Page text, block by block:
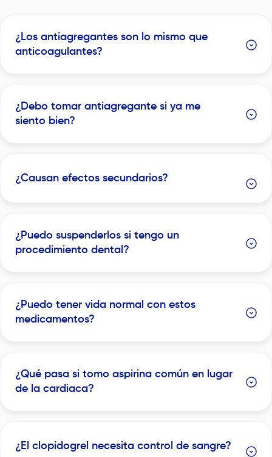
¿Los antiagregantes son lo mismo que
anticoagulantes?
¿Debo tomar antiagregante si ya me
siento bien?
¿Causan efectos secundarios?
¿Puedo suspenderlos si tengo un
procedimiento dental?
¿Puedo tener vida normal con estos
medicamentos?
¿Qué pasa si tomo aspirina común en lugar
de la cardiaca?
¿El clopidogrel necesita control de sangre?